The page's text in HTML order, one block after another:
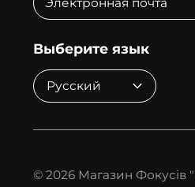
почта
Выберите язык
© 2026 Магазин Фокусів